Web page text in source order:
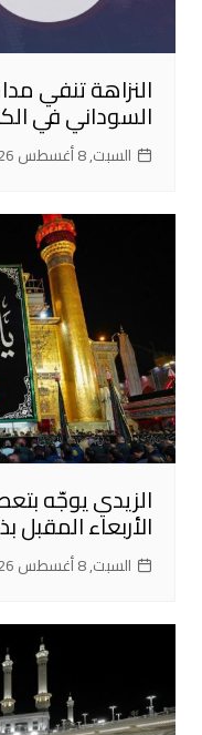
النزاهة تنفي
السوداني في
السبت, 8 أغسطس 2026, 19:04
الزيدي يوجّه
الأربعاء
السبت, 8 أغسطس 2026, 19:03